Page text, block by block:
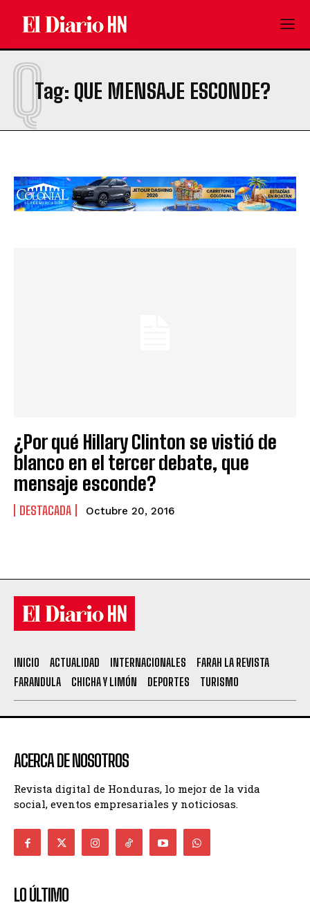
Tag: QUE MENSAJE ESCONDE?
Q
¿Por qué Hillary Clinton se vistió de
blanco en el tercer debate, que
mensaje esconde?
DESTACADA Octubre 20, 2016
INICIO ACTUALIDAD INTERNACIONALES
FARAH LA REVISTA
FARANDULA
CHICHA Y LIMÓN DEPORTES TURISMO
ACERCA DE NOSOTROS
Revista digital de Honduras, lo mejor de la vida
social, eventos empresariales y noticiosas.
LO ÚLTIMO